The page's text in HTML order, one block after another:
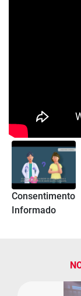
Consentimento
Informado